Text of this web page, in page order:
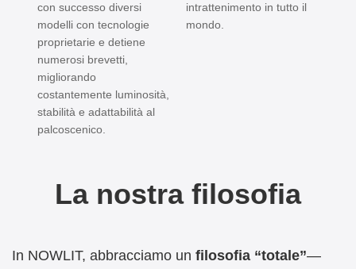
con successo diversi
modelli con tecnologie
proprietarie e detiene
numerosi brevetti,
migliorando
costantemente luminosità,
stabilità e adattabilità al
palcoscenico.
intrattenimento in tutto il
mondo.
La nostra filosofia
In NOWLIT, abbracciamo un filosofia “totale”—